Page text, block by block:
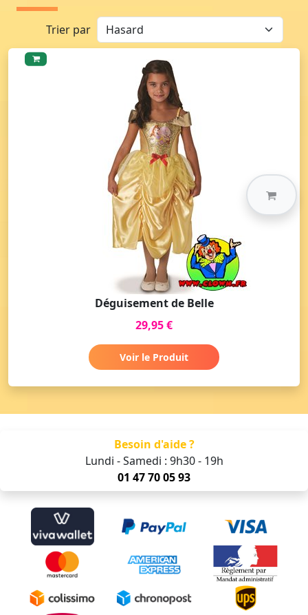
Trier par
Déguisement de Belle
29,95 €
Voir le Produit
Besoin d'aide ?
Lundi - Samedi : 9h30 - 19h
01 47 70 05 93